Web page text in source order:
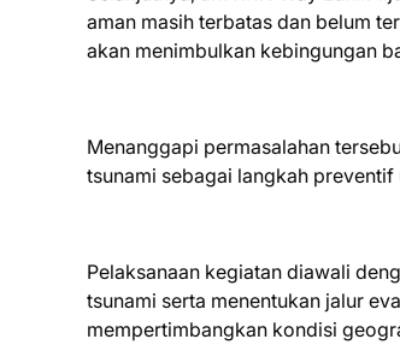
aman masih terbatas dan belum
akan menimbulkan kebingungan
Menanggapi permasalahan
tsunami sebagai langkah
Pelaksanaan kegiatan diawali
tsunami serta menentukan jalur
mempertimbangkan kondisi